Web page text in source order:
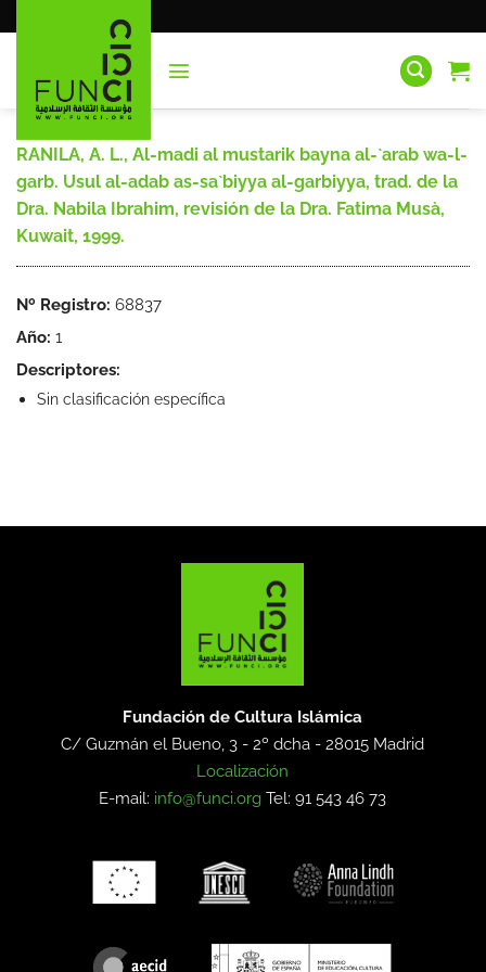
al
RANILA, A. L., Al-madi al mustarik bayna al-`arab wa-l-
garb. Usul al-adab as-sa`biyya al-garbiyya, trad. de la
Dra. Nabila Ibrahim, revisión de la Dra. Fatima Musà,
Kuwait, 1999.
Nº Registro: 68837
Año: 1
Descriptores:
Sin clasificación específica
Fundación de Cultura Islámica
C/ Guzmán el Bueno, 3 - 2º dcha -28015 Madrid
Localización
E-mail: info@funci.org Tel: 91 543 46 73